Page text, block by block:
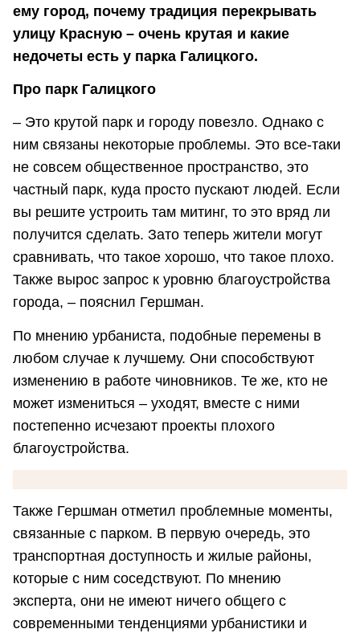
ему город, почему традиция перекрывать
улицу Красную – очень крутая и какие
недочеты есть у парка Галицкого.
Про парк Галицкого
– Это крутой парк и городу повезло. Однако с
ним связаны некоторые проблемы. Это все-таки
не совсем общественное пространство, это
частный парк, куда просто пускают людей. Если
вы решите устроить там митинг, то это вряд ли
получится сделать. Зато теперь жители могут
сравнивать, что такое хорошо, что такое плохо.
Также вырос запрос к уровню благоустройства
города, – пояснил Гершман.
По мнению урбаниста, подобные перемены в
любом случае к лучшему. Они способствуют
изменению в работе чиновников. Те же, кто не
может измениться – уходят, вместе с ними
постепенно исчезают проекты плохого
благоустройства.
Также Гершман отметил проблемные моменты,
связанные с парком. В первую очередь, это
транспортная доступность и жилые районы,
которые с ним соседствуют. По мнению
эксперта, они не имеют ничего общего с
современными тенденциями урбанистики и